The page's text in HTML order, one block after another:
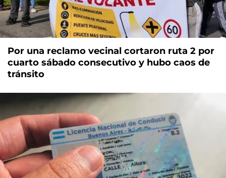
Por una reclamo vecinal cortaron ruta 2 por
cuarto sábado consecutivo y hubo caos de
tránsito